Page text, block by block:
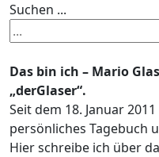
Suchen ...
Das bin ich – Mario
„derGlaser“.
Seit dem 18. Januar
persönliches Tagebuch
Hier schreibe ich über